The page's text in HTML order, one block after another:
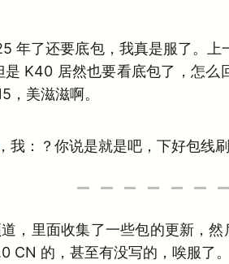
年了还要底包，我真是服了。
K40 居然也要看底包了，怎
，美滋滋啊。
，我：？你说是就是吧，下好包线
，里面收集了一些包的更新，
CN 的，甚至有没写的，唉服了。